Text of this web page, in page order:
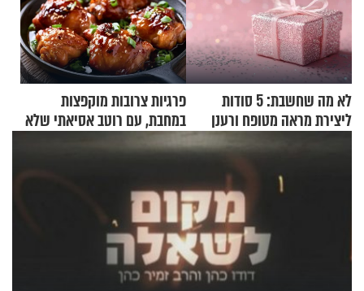
לא מה שחשבת: 5 סודות
ליצירת מראה מטופח ורענן
פרגיות צרובות מוקפצות
במחבת, עם רוטב אסיאתי שלא
יישכח במהרה